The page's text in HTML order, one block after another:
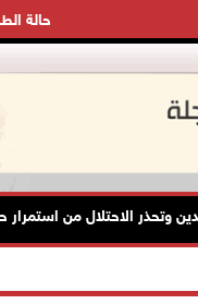
حالة
الاحتلال من استمرار